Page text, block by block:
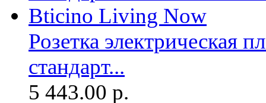
Розетка электрическая
стандарт...
5 443.00 р.